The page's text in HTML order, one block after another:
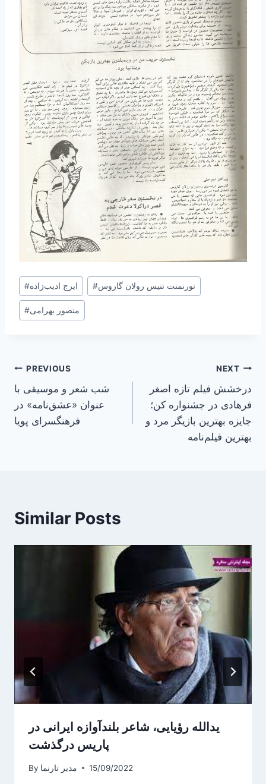
Post
Tags:
#ایرج ادیب‌زاده #تورنمنت تنیس رولان گاروس
#منصور بهرامی
Post
navigation
PREVIOUS
شب شعر و موسیقی با
عنوان «عشق‌نامه» در
فرهنگسرای پویا
NEXT
درخشش فیلم تازه اصغر
فرهادی در جشنواره کن؛
جایزه بهترین بازیگر مرد و
بهترین فیلم‌نامه
Similar Posts
یدالله رؤیایی، شاعر بلندآوازه ایرانی در
پاریس درگذشت
By مدیر تارنما 15/09/2022